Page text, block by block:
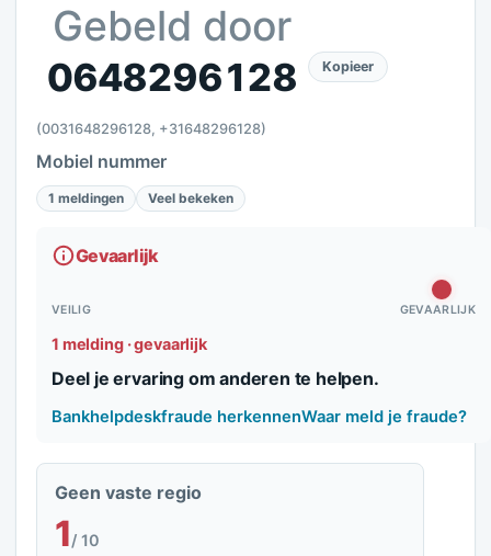
Gebeld door
0648296128
(0031648296128, +31648296128)
Kopieer
Mobiel nummer
1 meldingen Veel bekeken
Gevaarlijk
VEILIG GEVAARLIJK
1 melding · gevaarlijk
Deel je ervaring om anderen te helpen.
Bankhelpdeskfraude herkennenWaar meld je fraude?
Geen vaste regio
1/ 10